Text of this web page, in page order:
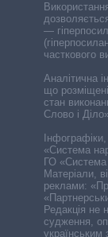
—
часткового
Аналітична
що
стан
Слово і
«Система
ГО «Система
Матеріали,
реклами:
Редакція не
судження,
українським